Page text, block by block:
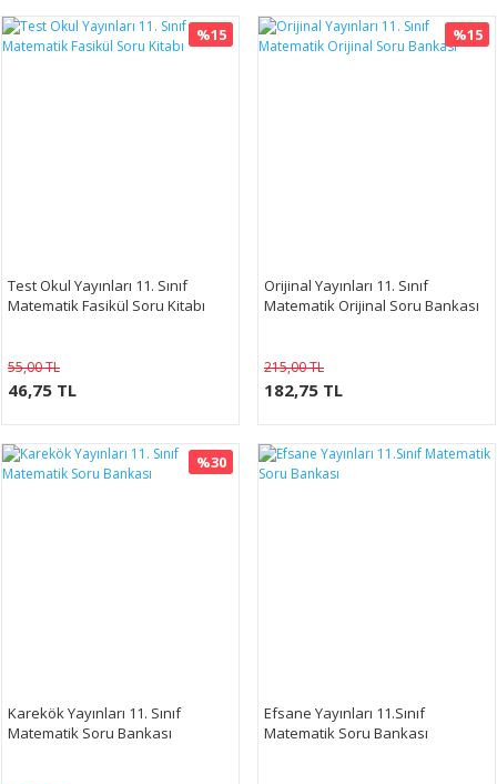
%15
Test Okul Yayınları 11. Sınıf
Matematik Fasikül Soru Kitabı
55,00 TL
46,75 TL
%15
Orijinal Yayınları 11. Sınıf
Matematik Orijinal Soru Bankası
215,00 TL
182,75 TL
%30
Karekök Yayınları 11. Sınıf
Matematik Soru Bankası
Efsane Yayınları 11.Sınıf
Matematik Soru Bankası